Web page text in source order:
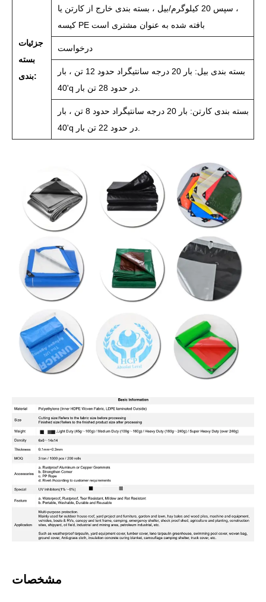
جزئیات
بسته
بندی:
، سپس 20 کیلوگرم/بیل ، بسته بندی خارج از کارتن یا
کیسه PE بافته شده به عنوان مشتری است
درخواست
بسته بندی بیل: بار 20 درجه سانتیگراد حدود 12 تن ، بار
بسته بندی کارتن: بار 20 درجه سانتیگراد حدود 8 تن ، بار
مشخصات